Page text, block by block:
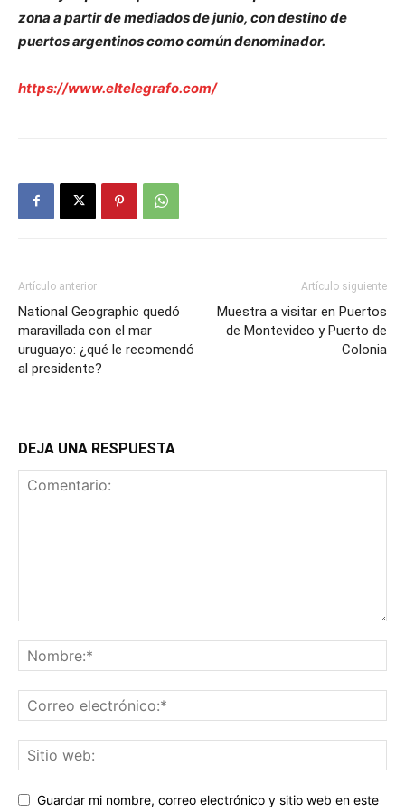
zona a partir de mediados de junio, con destino de
puertos argentinos como común denominador.
https://www.eltelegrafo.com/
Artículo anterior
National Geographic quedó
maravillada con el mar
uruguayo: ¿qué le recomendó
al presidente?
Artículo siguiente
Muestra a visitar en Puertos
de Montevideo y Puerto de
Colonia
DEJA UNA RESPUESTA
Guardar mi nombre, correo electrónico y sitio web en este